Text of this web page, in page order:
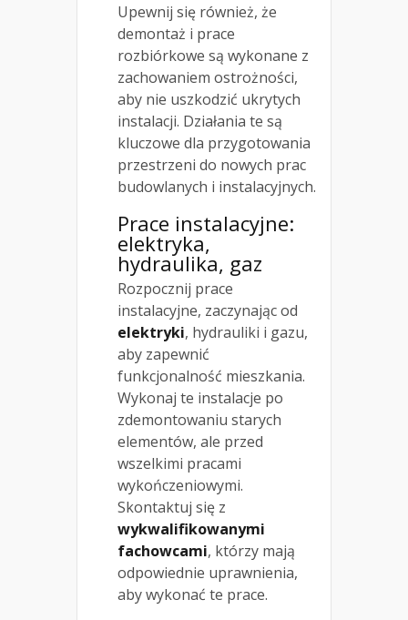
Upewnij się również, że
demontaż i prace
rozbiórkowe są wykonane z
zachowaniem ostrożności,
aby nie uszkodzić ukrytych
instalacji. Działania te są
kluczowe dla przygotowania
przestrzeni do nowych prac
budowlanych i instalacyjnych.
Prace instalacyjne:
elektryka,
hydraulika, gaz
Rozpocznij prace
instalacyjne, zaczynając od
elektryki, hydrauliki i gazu,
aby zapewnić
funkcjonalność mieszkania.
Wykonaj te instalacje po
zdemontowaniu starych
elementów, ale przed
wszelkimi pracami
wykończeniowymi.
Skontaktuj się z
wykwalifikowanymi
fachowcami, którzy mają
odpowiednie uprawnienia,
aby wykonać te prace.